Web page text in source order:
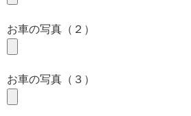
お車の写真（２）
お車の写真（３）